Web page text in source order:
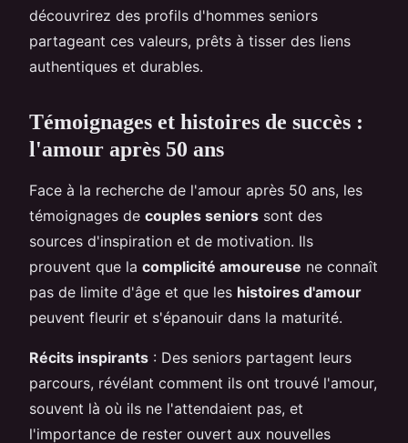
découvrirez des profils d'hommes seniors
partageant ces valeurs, prêts à tisser des liens
authentiques et durables.
Témoignages et histoires de succès :
l'amour après 50 ans
Face à la recherche de l'amour après 50 ans, les
témoignages de couples seniors sont des
sources d'inspiration et de motivation. Ils
prouvent que la complicité amoureuse ne connaît
pas de limite d'âge et que les histoires d'amour
peuvent fleurir et s'épanouir dans la maturité.
Récits inspirants : Des seniors partagent leurs
parcours, révélant comment ils ont trouvé l'amour,
souvent là où ils ne l'attendaient pas, et
l'importance de rester ouvert aux nouvelles